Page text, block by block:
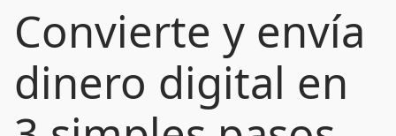
Convierte y envía
dinero digital en